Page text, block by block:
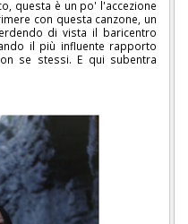
questa è un po' l'accezione
con questa canzone, un
di vista il baricentro
il più influente rapporto
se stessi. E qui subentra